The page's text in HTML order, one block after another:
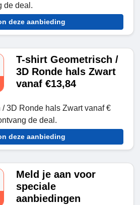
de deal.
deze aanbieding
T-shirt Geometrisch /
3D Ronde hals Zwart
vanaf €13,84
/ 3D Ronde hals Zwart vanaf €
de deal.
deze aanbieding
Meld je aan voor
speciale
aanbiedingen